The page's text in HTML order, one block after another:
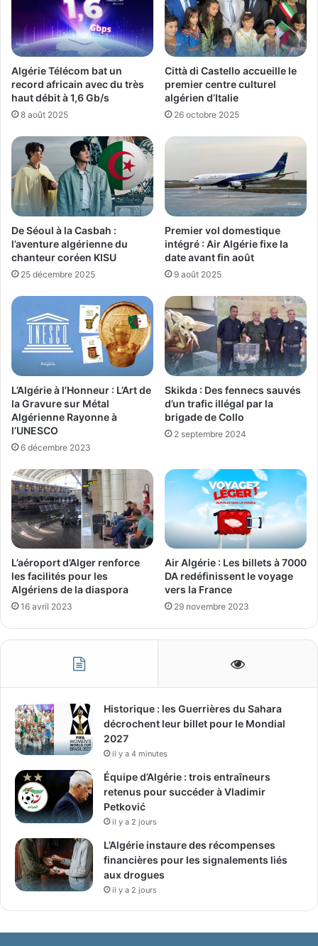
Algérie Télécom bat un
record africain avec du très
haut débit à 1,6 Gb/s
8 août 2025
Città di Castello accueille le
premier centre culturel
algérien d’Italie
26 octobre 2025
De Séoul à la Casbah :
l’aventure algérienne du
chanteur coréen KISU
25 décembre 2025
Premier vol domestique
intégré : Air Algérie fixe la
date avant fin août
9 août 2025
L’Algérie à l’Honneur : L’Art de
la Gravure sur Métal
Algérienne Rayonne à
l’UNESCO
6 décembre 2023
Skikda : Des fennecs sauvés
d’un trafic illégal par la
brigade de Collo
2 septembre 2024
L’aéroport d’Alger renforce
les facilités pour les
Algériens de la diaspora
16 avril 2023
Air Algérie : Les billets à 7000
DA redéfinissent le voyage
vers la France
29 novembre 2023
Historique : les Guerrières du Sahara
décrochent leur billet pour le Mondial
2027
il y a 4 minutes
Équipe d’Algérie : trois entraîneurs
retenus pour succéder à Vladimir
Petković
il y a 2 jours
L’Algérie instaure des récompenses
financières pour les signalements liés
aux drogues
il y a 2 jours